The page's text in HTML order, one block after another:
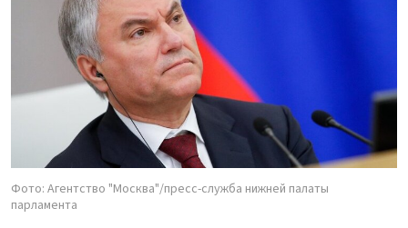
Фото: Агентство "Москва"/пресс-служба нижней палаты
парламента